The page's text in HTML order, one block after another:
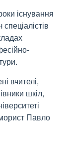
існування
вчителі,
шкіл,
Павло